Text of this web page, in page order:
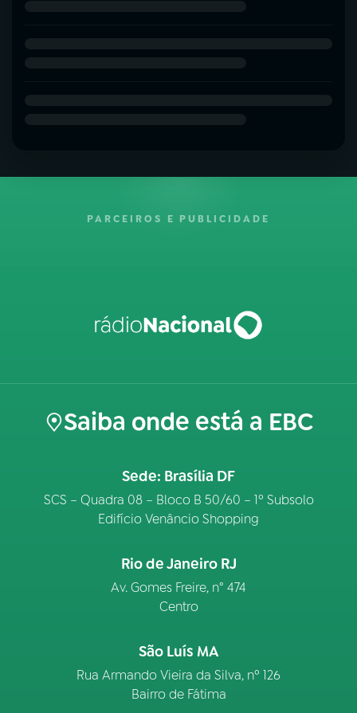
PARCEIROS E PUBLICIDADE
Saiba onde está a EBC
Sede: Brasília DF
SCS – Quadra 08 – Bloco B 50/60 – 1º Subsolo
Edifício Venâncio Shopping
Rio de Janeiro RJ
Av. Gomes Freire, n° 474
Centro
São Luís MA
Rua Armando Vieira da Silva, nº 126
Bairro de Fátima